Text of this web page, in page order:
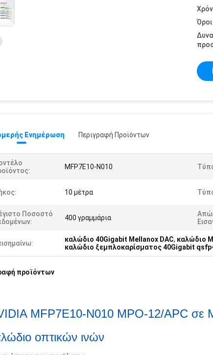
Ενημέρωση Περιγραφή Προϊόντων
MFP7E10-N010
10 μέτρα
Ποσοστό
400 γραμμάρια
καλώδιο 40Gigabit Mellanox DAC, καλώδιο
καλώδιο ξεμπλοκαρίσματος 40Gigabit
προϊόντων
MFP7E10-N010 MPO-12/APC σε
οπτικών ινών